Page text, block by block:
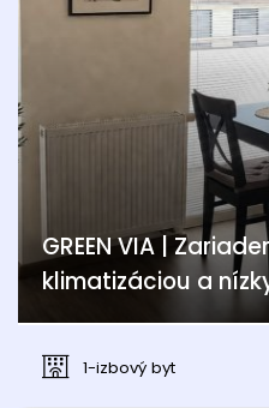
GREEN VIA |
klimatizáciou a
1-izbový byt